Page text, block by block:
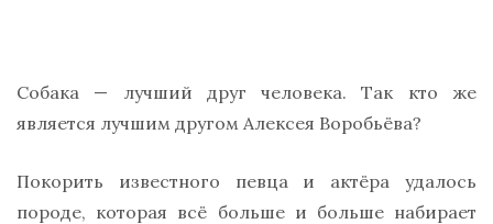
Собака — лучший друг человека. Так кто же
является лучшим другом Алексея Воробьёва?
Покорить известного певца и актёра удалось
породе, которая всё больше и больше набирает